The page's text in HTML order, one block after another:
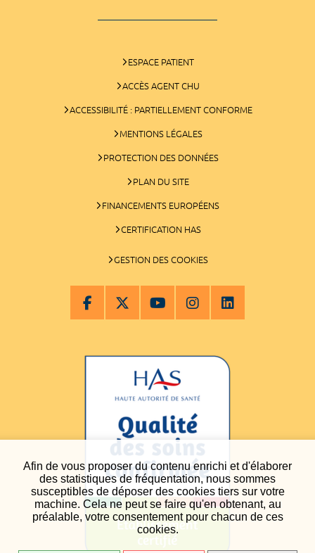
Afin de vous proposer du contenu enrichi et d'élaborer
des statistiques de fréquentation, nous sommes
susceptibles de déposer des cookies tiers sur votre
machine. Cela ne peut se faire qu'en obtenant, au
préalable, votre consentement pour chacun de ces
cookies.
ESPACE PATIENT
ACCÈS AGENT CHU
ACCESSIBILITÉ : PARTIELLEMENT CONFORME
MENTIONS LÉGALES
PROTECTION DES DONNÉES
PLAN DU SITE
FINANCEMENTS EUROPÉENS
CERTIFICATION HAS
GESTION DES COOKIES